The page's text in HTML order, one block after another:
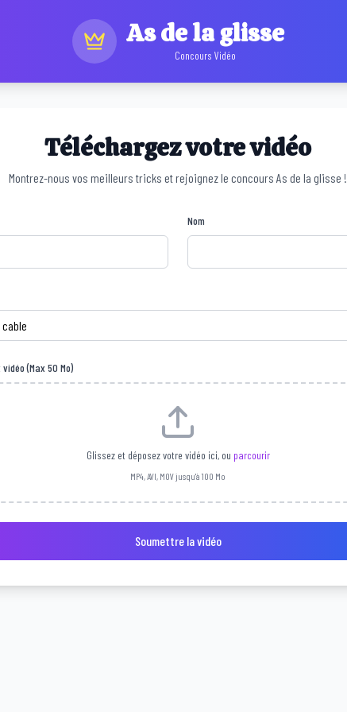
As de la glisse
Concours Vidéo
Téléchargez votre vidéo
Montrez-nous vos meilleurs tricks et rejoignez le concours As de la glisse !
Nom
(Max 50 Mo)
Glissez et déposez votre vidéo ici, ou parcourir
MP4, AVI, MOV jusqu'à 100 Mo
Soumettre la vidéo